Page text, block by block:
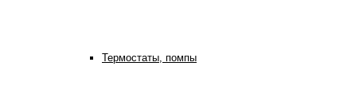
Термостаты, помпы